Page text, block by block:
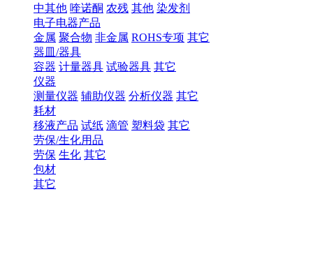
中其他 喹诺酮 农残 其他 染发剂
电子电器产品
金属 聚合物 非金属 ROHS专项 其它
器皿/器具
容器 计量器具 试验器具 其它
仪器
测量仪器 辅助仪器 分析仪器 其它
耗材
移液产品 试纸 滴管 塑料袋 其它
劳保/生化用品
劳保 生化 其它
包材
其它